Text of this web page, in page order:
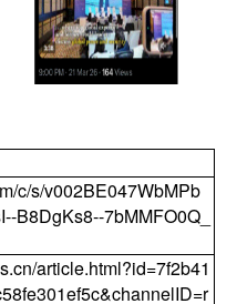
c/s/v002BE047WbMPb
B8DgKs8--7bMMFO0Q_
article.html?id=7f2b41